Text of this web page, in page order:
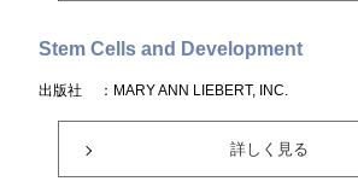
Stem Cells and Development
出版社 ：MARY ANN LIEBERT, INC.
詳しく見る